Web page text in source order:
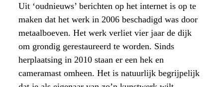
Uit ‘oudnieuws’ berichten op het internet is op te
maken dat het werk in 2006 beschadigd was door
metaalboeven. Het werk verliet vier jaar de dijk
om grondig gerestaureerd te worden. Sinds
herplaatsing in 2010 staan er een hek en
cameramast omheen. Het is natuurlijk begrijpelijk